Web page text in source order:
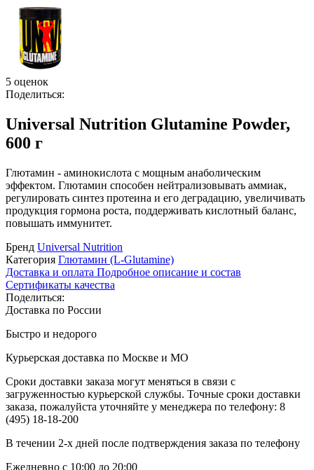
5 оценок
Поделиться:
Universal Nutrition Glutamine Powder,
600 г
Глютамин - аминокислота с мощным анаболическим
эффектом. Глютамин способен нейтрализовывать аммиак,
регулировать синтез протеина и его деградацию, увеличивать
продукция гормона роста, поддерживать кислотный баланс,
повышать иммунитет.
Бренд Universal Nutrition
Категория Глютамин (L-Glutamine)
Доставка и оплата Подробное описание и состав
Сертификаты качества
Поделиться:
Доставка по России
Быстро и недорого
Курьерская доставка по Москве и МО
Сроки доставки заказа могут меняться в связи с
загруженностью курьерской службы. Точные сроки доставки
заказа, пожалуйста уточняйте у менеджера по телефону: 8
(495) 18-18-200
В течении 2-х дней после подтверждения заказа по телефону
Ежедневно с 10:00 до 20:00